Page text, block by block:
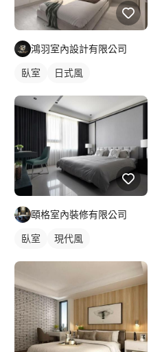
鴻羽室內設計有限公司
臥室 日式風
頤格室內裝修有限公司
臥室 現代風